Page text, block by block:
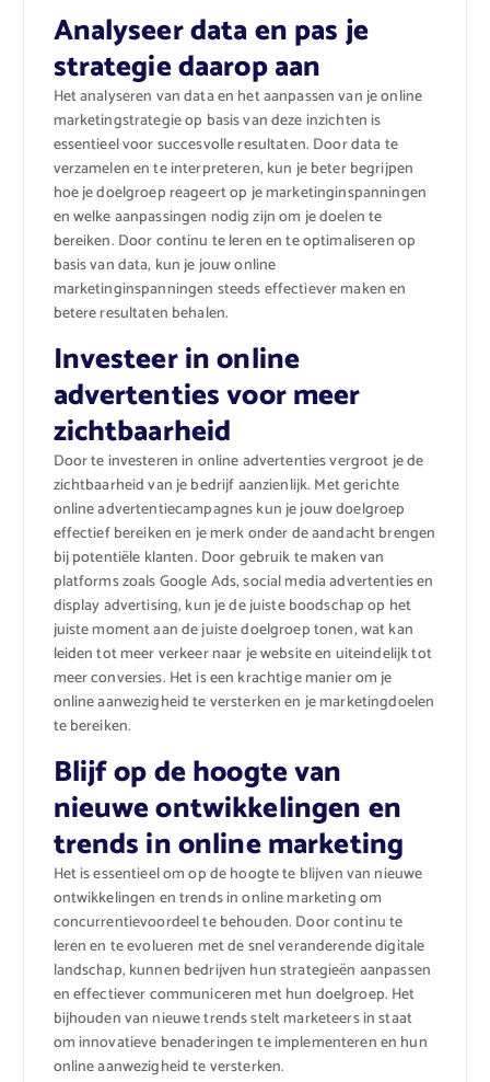
Analyseer data en pas je
strategie daarop aan
Het analyseren van data en het aanpassen van je online
marketingstrategie op basis van deze inzichten is
essentieel voor succesvolle resultaten. Door data te
verzamelen en te interpreteren, kun je beter begrijpen
hoe je doelgroep reageert op je marketinginspanningen
en welke aanpassingen nodig zijn om je doelen te
bereiken. Door continu te leren en te optimaliseren op
basis van data, kun je jouw online
marketinginspanningen steeds effectiever maken en
betere resultaten behalen.
Investeer in online
advertenties voor meer
zichtbaarheid
Door te investeren in online advertenties vergroot je de
zichtbaarheid van je bedrijf aanzienlijk. Met gerichte
online advertentiecampagnes kun je jouw doelgroep
effectief bereiken en je merk onder de aandacht brengen
bij potentiële klanten. Door gebruik te maken van
platforms zoals Google Ads, social media advertenties en
display advertising, kun je de juiste boodschap op het
juiste moment aan de juiste doelgroep tonen, wat kan
leiden tot meer verkeer naar je website en uiteindelijk tot
meer conversies. Het is een krachtige manier om je
online aanwezigheid te versterken en je marketingdoelen
te bereiken.
Blijf op de hoogte van
nieuwe ontwikkelingen en
trends in online marketing
Het is essentieel om op de hoogte te blijven van nieuwe
ontwikkelingen en trends in online marketing om
concurrentievoordeel te behouden. Door continu te
leren en te evolueren met de snel veranderende digitale
landschap, kunnen bedrijven hun strategieën aanpassen
en effectiever communiceren met hun doelgroep. Het
bijhouden van nieuwe trends stelt marketeers in staat
om innovatieve benaderingen te implementeren en hun
online aanwezigheid te versterken.